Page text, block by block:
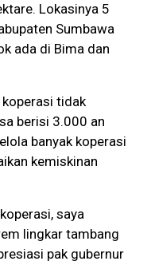
Lokasinya 5
Sumbawa
ada di Bima dan
tidak
berisi 3.000 an
banyak koperasi
kemiskinan
saya
lingkar tambang
pak gubernur